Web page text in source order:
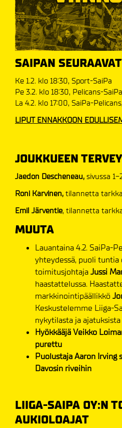
SAIPAN
Ke 1.2. klo 18:30, Sport-SaiPa
Pe 3.2. klo 18:30, Pelicans-SaiPa
La 4.2. klo 17:00, SaiPa-
LIPUT ENNAKKOON
JOUKKUEEN
Jaedon Descheneau, sivussa 1-
Roni Karvinen, tilannetta
Emil Järventie, tilannetta
MUUTA
Lauantaina 4.2. SaiPa-
yhteydessä, puoli tuntia
toimitusjohtajaJussi
haastattelussa.
markkinointipäällikkö
Keskustelemme Liiga-
nykytilasta ja
Hyökkääjä Veikko
purettu
Puolustaja Aaron Irving
Davosin riveihin
LIIGA-SAIPA OY:N
AUKIOLOAJAT